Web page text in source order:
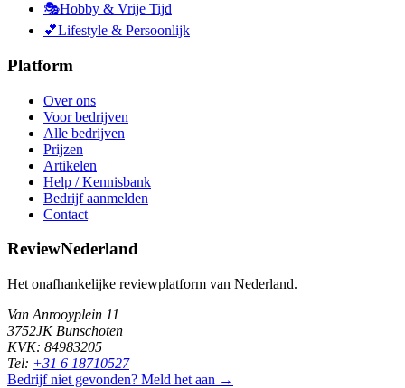
🎭Hobby & Vrije Tijd
💕Lifestyle & Persoonlijk
Platform
Over ons
Voor bedrijven
Alle bedrijven
Prijzen
Artikelen
Help / Kennisbank
Bedrijf aanmelden
Contact
ReviewNederland
Het onafhankelijke reviewplatform van Nederland.
Van Anrooyplein 11
3752JK Bunschoten
KVK: 84983205
Tel: +31 6 18710527
Bedrijf niet gevonden? Meld het aan →